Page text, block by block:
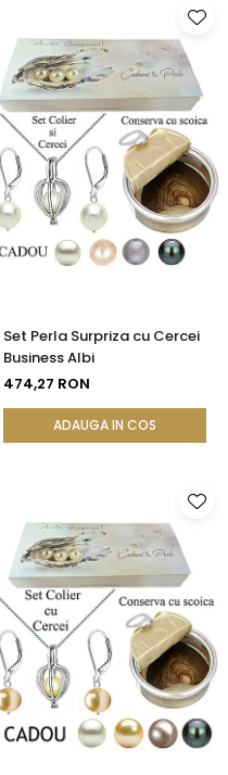
Set Perla Surpriza cu Cercei
Business Albi
474,27 RON
ADAUGA IN COS